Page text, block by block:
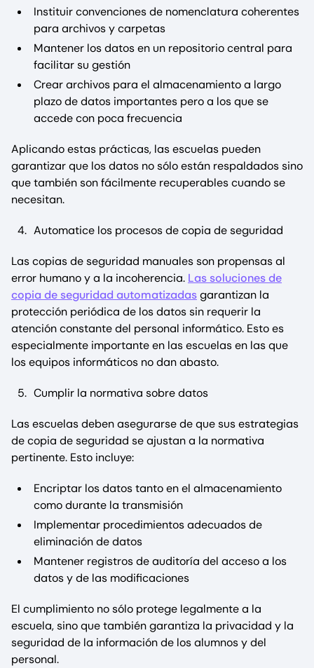
Instituir convenciones de nomenclatura coherentes
para archivos y carpetas
Mantener los datos en un repositorio central para
facilitar su gestión
Crear archivos para el almacenamiento a largo
plazo de datos importantes pero a los que se
accede con poca frecuencia
Aplicando estas prácticas, las escuelas pueden
garantizar que los datos no sólo están respaldados sino
que también son fácilmente recuperables cuando se
necesitan.
Automatice los procesos de copia de seguridad
Las copias de seguridad manuales son propensas al
error humano y a la incoherencia. Las soluciones de
copia de seguridad automatizadasgarantizan la
protección periódica de los datos sin requerir la
atención constante del personal informático. Esto es
especialmente importante en las escuelas en las que
los equipos informáticos no dan abasto.
Cumplir la normativa sobre datos
Las escuelas deben asegurarse de que sus estrategias
de copia de seguridad se ajustan a la normativa
pertinente. Esto incluye:
Encriptar los datos tanto en el almacenamiento
como durante la transmisión
Implementar procedimientos adecuados de
eliminación de datos
Mantener registros de auditoría del acceso a los
datos y de las modificaciones
El cumplimiento no sólo protege legalmente a la
escuela, sino que también garantiza la privacidad y la
seguridad de la información de los alumnos y del
personal.